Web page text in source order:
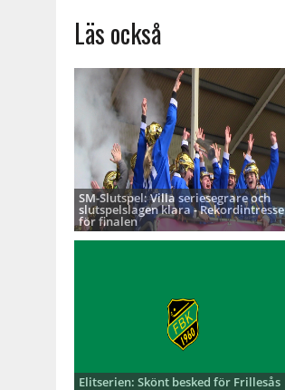
Läs också
SM-Slutspel: Villa seriesegrare och
slutspelslagen klara - Rekordintresse
för finalen
Elitserien: Skönt besked för Frillesås